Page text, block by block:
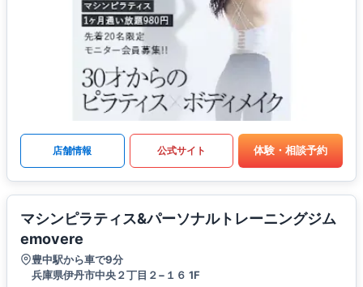
店舗情報 公式サイト 体験・相談予約
マシンピラティス&パーソナルトレーニングジム
emovere
豊中駅から車で9分
兵庫県伊丹市中央２丁目２−１６ 1F